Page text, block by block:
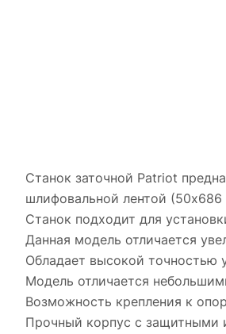
Станок заточной Patriot
шлифовальной лентой
Станок подходит для
Данная модель отличается
Обладает высокой точностью
Модель отличается
Возможность крепления к
Прочный корпус с защитными